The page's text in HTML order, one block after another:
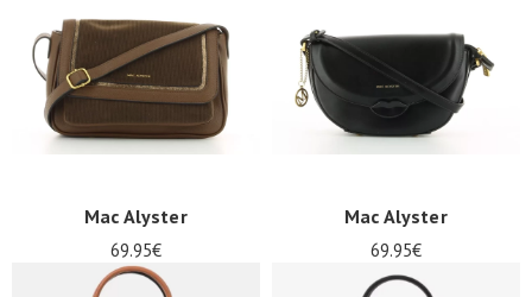
Mac Alyster
69.95€
Mac Alyster
69.95€